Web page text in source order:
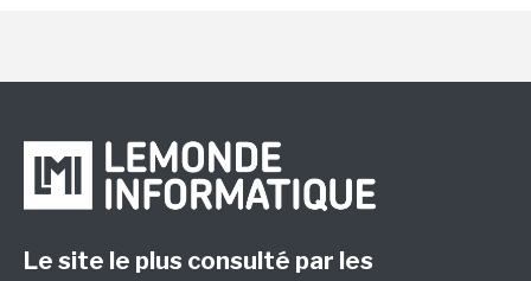
Le site le plus consulté par les